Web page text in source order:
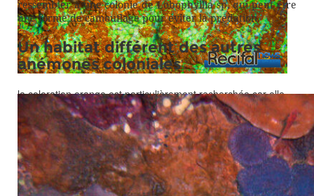
la coloration orange est particulièrement recherchée car elle
resort très bien sous lumière bleue.
ressembler à une colonie de Lobophyllia sp, qui peut être
une forme de camouflage pour éviter la prédation.
Un habitat différent des autres
anémones coloniales